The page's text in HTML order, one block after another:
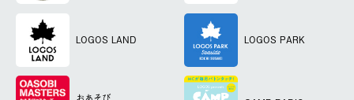
LOGOS LAND LOGOS PARK